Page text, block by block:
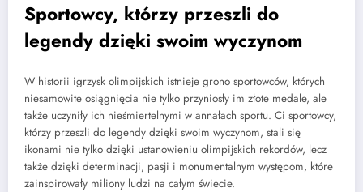
Sportowcy, którzy przeszli do
legendy dzięki swoim wyczynom
W historii igrzysk olimpijskich istnieje grono sportowców, których
niesamowite osiągnięcia nie tylko przyniosły im złote medale, ale
także uczyniły ich nieśmiertelnymi w annałach sportu. Ci sportowcy,
którzy przeszli do legendy dzięki swoim wyczynom, stali się
ikonami nie tylko dzięki ustanowieniu olimpijskich rekordów, lecz
także dzięki determinacji, pasji i monumentalnym występom, które
zainspirowały miliony ludzi na całym świecie.